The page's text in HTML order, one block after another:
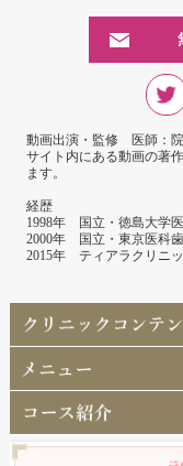
動画出演・監修 医師：
サイト内にある動画の著
ます。
経歴
1998年 国立・徳島大学
2000年 国立・東京医科
2015年 ティアラクリニ